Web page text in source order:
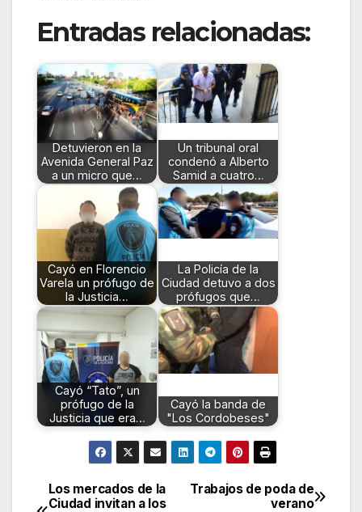
Entradas relacionadas:
Detuvieron en la
Avenida General Paz
a un micro que…
Un tribunal oral
condenó a Alberto
Samid a cuatro…
Cayó en Florencio
Varela un prófugo de
la Justicia…
La Policía de la
Ciudad detuvo a dos
prófugos que…
Cayó “Tato”, un
prófugo de la
Justicia que era…
Cayó la banda de
"Los Cordobeses"
Navegación
Trabajos de poda de
verano
Los mercados de la
Ciudad invitan a los